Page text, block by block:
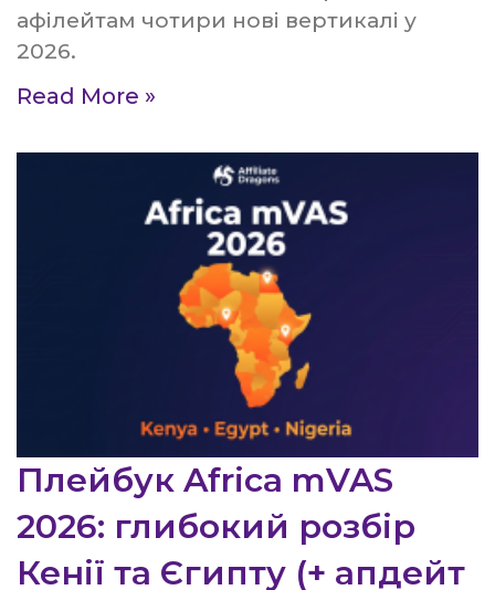
афілейтам чотири нові вертикалі у
2026.
Read More »
Плейбук Africa mVAS
2026: глибокий розбір
Кенії та Єгипту (+ апдейт